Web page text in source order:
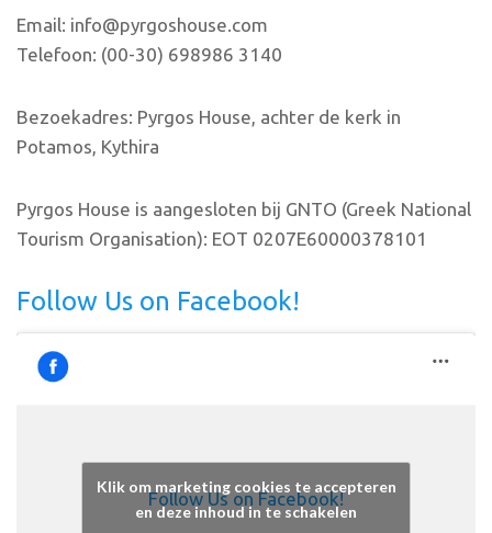
Email: info@pyrgoshouse.com
Telefoon: (00-30) 698986 3140
Bezoekadres: Pyrgos House, achter de kerk in
Potamos, Kythira
Pyrgos House is aangesloten bij GNTO (Greek National
Tourism Organisation): EOT 0207E60000378101
Follow Us on Facebook!
Follow Us on Facebook!
Klik om marketing cookies te accepteren
en deze inhoud in te schakelen